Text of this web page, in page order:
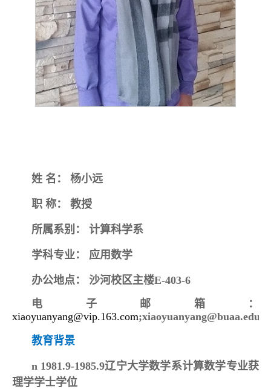
姓 名： 杨小远
职 称： 教授
所属系别： 计算科学系
学科专业： 应用数学
办公地点： 沙河校区主楼E-403-6
电子邮箱：
xiaoyuanyang@vip.163.com
教育背景
n 1981.9-1985.9辽宁大学数学系计算数学专业获
理学学士学位